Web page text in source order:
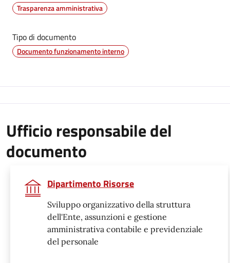
Trasparenza amministrativa
Tipo di documento
Documento funzionamento interno
Ufficio responsabile del
documento
Dipartimento Risorse
Sviluppo organizzativo della struttura
dell'Ente, assunzioni e gestione
amministrativa contabile e previdenziale
del personale